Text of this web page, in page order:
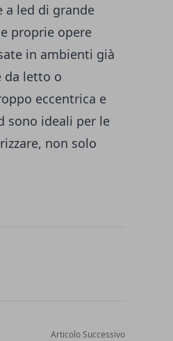
a led di grande
proprie opere
in ambienti già
da letto o
eccentrica e
sono ideali per le
non solo
Articolo Successivo